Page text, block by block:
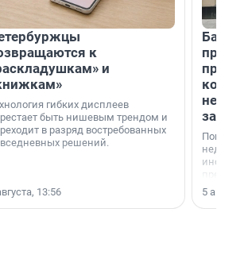
к
и
гибких дисплеев
быть нишевым трендом и
в разряд востребованных
решений.
13:56
Банк
Покупка
офис,
успех
5